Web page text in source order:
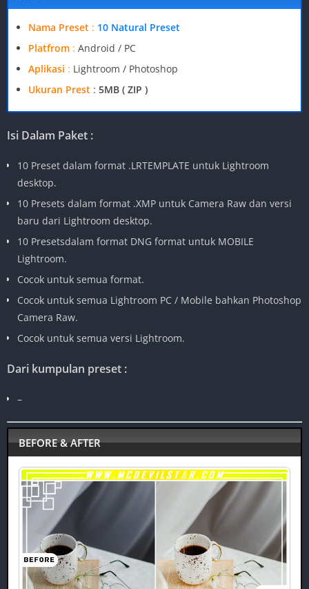
Nama Preset : 10 Natural Preset
Platfrom : Android / PC
Aplikasi : Lightroom / Photoshop
Ukuran Prest : 5MB ( ZIP )
Isi Dalam Paket :
10 Preset dalam format .LRTEMPLATE untuk Lightroom
desktop.
10 Presets dalam format .XMP untuk Camera Raw dan versi
baru dari Lightroom desktop.
10 Presetsdalam format DNG format untuk MOBILE
Lightroom.
Cocok untuk semua format.
Cocok untuk semua Lightroom PC / Mobile bahkan Photoshop
Camera Raw.
Cocok untuk semua versi Lightroom.
Dari kumpulan preset :
–
BEFORE & AFTER